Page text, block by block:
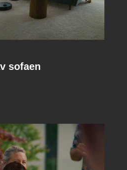
sofaen